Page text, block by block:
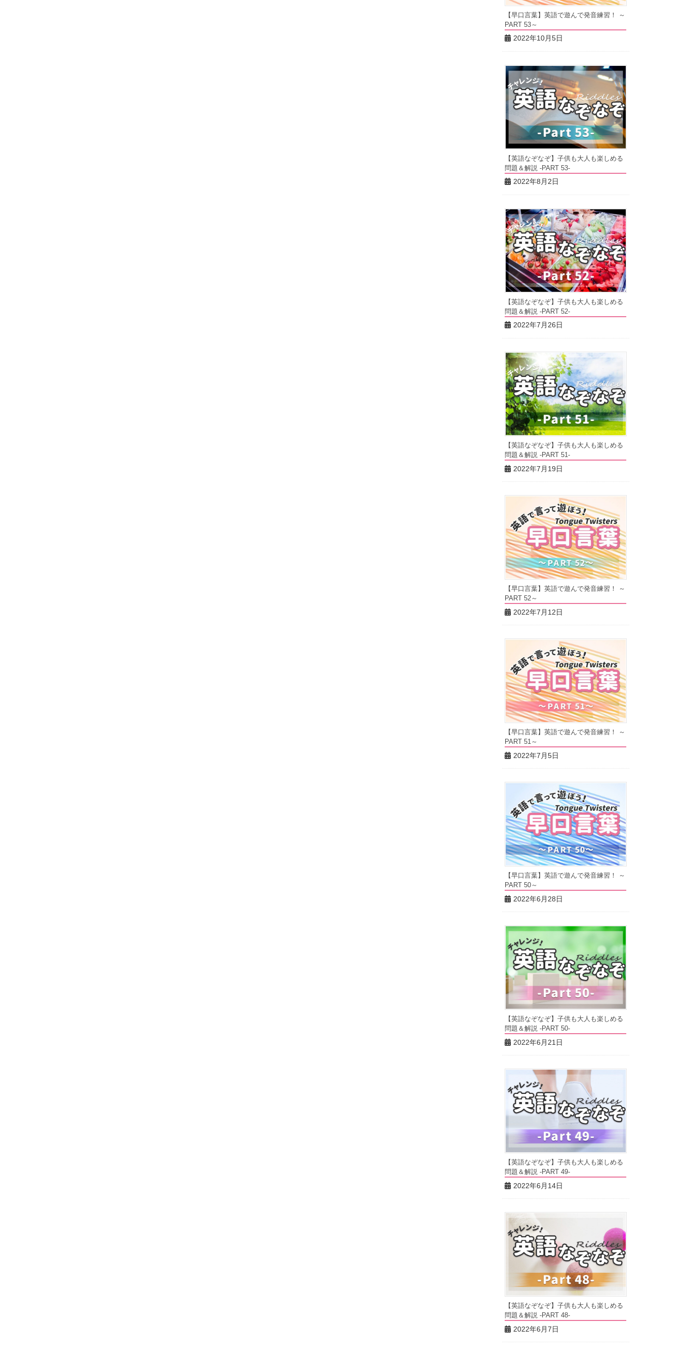
【早口言葉】英語で遊んで発音練習！ ～
PART 53～
2022年10月5日
【英語なぞなぞ】子供も大人も楽しめる
問題＆解説 -PART 53-
2022年8月2日
【英語なぞなぞ】子供も大人も楽しめる
問題＆解説 -PART 52-
2022年7月26日
【英語なぞなぞ】子供も大人も楽しめる
問題＆解説 -PART 51-
2022年7月19日
【早口言葉】英語で遊んで発音練習！ ～
PART 52～
2022年7月12日
【早口言葉】英語で遊んで発音練習！ ～
PART 51～
2022年7月5日
【早口言葉】英語で遊んで発音練習！ ～
PART 50～
2022年6月28日
【英語なぞなぞ】子供も大人も楽しめる
問題＆解説 -PART 50-
2022年6月21日
【英語なぞなぞ】子供も大人も楽しめる
問題＆解説 -PART 49-
2022年6月14日
【英語なぞなぞ】子供も大人も楽しめる
問題＆解説 -PART 48-
2022年6月7日